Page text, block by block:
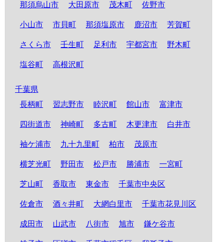
那須烏山市 大田原市 茂木町 佐野市
小山市 市貝町 那須塩原市 鹿沼市 芳賀町
さくら市 壬生町 足利市 宇都宮市 野木町
塩谷町 高根沢町
千葉県
長柄町
習志野市 睦沢町 館山市 富津市
四街道市 神崎町 多古町 木更津市 白井市
袖ケ浦市 九十九里町 柏市 茂原市
横芝光町 野田市 松戸市 勝浦市 一宮町
芝山町 香取市 東金市 千葉市中央区
佐倉市 酒々井町 大網白里市 千葉市花見川区
成田市 山武市 八街市 旭市 鎌ケ谷市